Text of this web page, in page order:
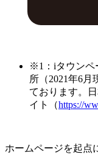
※1：iタウンペ
所（2021年6
ております。
イト（https://
ホームページを起点